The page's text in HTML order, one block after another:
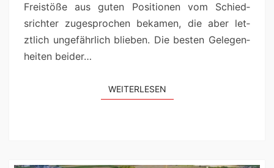
Freistöße aus guten Posi­tio­nen vom Schied­
srichter zuge­sprochen beka­men, die aber let­
ztlich unge­fährlich blieben. Die besten Gele­gen­
heit­en beider…
WEIT­ER­LESEN